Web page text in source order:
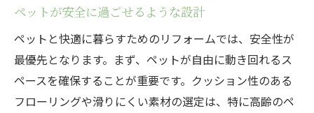
ペットが安全に過ごせるような設計
ペットと快適に暮らすためのリフォームでは、安全性が
最優先となります。まず、ペットが自由に動き回れるス
ペースを確保することが重要です。クッション性のある
フローリングや滑りにくい素材の選定は、特に高齢のペ